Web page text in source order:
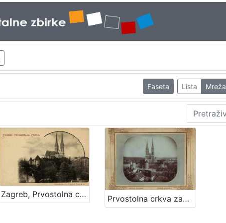
Faseta Lista Mreža
Zagreb, Prvostolna crkva Prvostolna crkva zagrebačka / Atelier Mosinger